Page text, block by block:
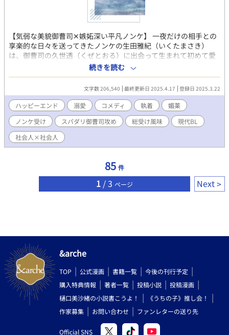
【気弱な美貌御曹司✕嫉妬深い平凡ノンケ】 一夜だけの相手との
享楽的な日々を送ってきたノンケの生田雅紀（いくたまさき）
は、御曹司の久世透（くぜとおる）に出会って生まれて初めて愛
を知った。 そのはずが、婚約者が現れたからと交際半年で振られ
てしまう。 貧乏人は金持ちのためのいっときの慰み者か？ 強欲で
退廃的な御曹司や令嬢たちに一泡吹かせてやる。 前作→「その溺
愛は伝わりづらい」
https://www.alphapolis.co.jp/novel/962473946/252939102 未
読でもお楽しみ頂けるように書きました。 ※媚薬を使ったレイプ
寸前までの描写、一発殴る程度の暴力描写があります。
続きを読む
文字数 206,540 最終更新日 2025.4.17 登録日 2025.3.22
ハッピーエンド 溺愛 コメディ 執着
媚薬
ノンケ受け
スパダリ御曹司攻め 総受け風味
現代BL
社会人×社会人
85 件
1 / 3 ページ Next
&arche
TOP 公式漫画 書籍一覧
今後の刊行予定
購入特典情報
著者一覧 投稿小説
投稿漫画
樋口美沙緒の小説書こうよ！
《うちの子》推し会！
作家募集
お問い合わせ ファンレターの送り先
Official SNS